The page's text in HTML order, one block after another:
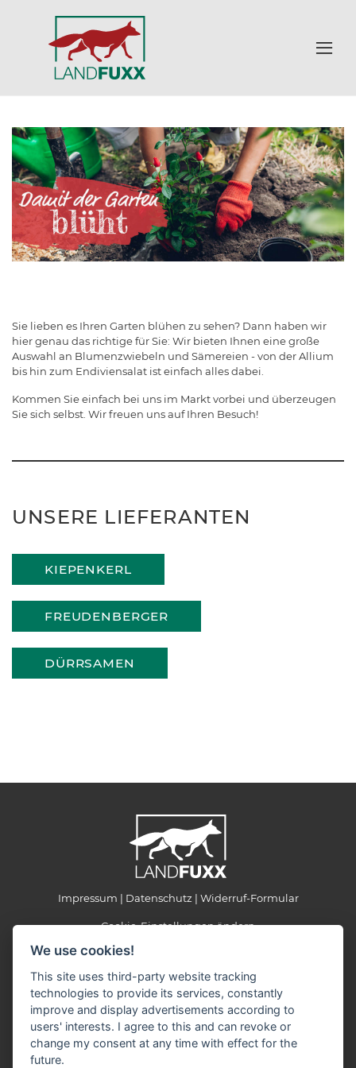
Sie lieben es Ihren Garten blühen zu sehen? Dann haben wir
hier genau das richtige für Sie: Wir bieten Ihnen eine große
Auswahl an Blumenzwiebeln und Sämereien - von der Allium
bis hin zum Endiviensalat ist einfach alles dabei.
Kommen Sie einfach bei uns im Markt vorbei und überzeugen
Sie sich selbst. Wir freuen uns auf Ihren Besuch!
UNSERE LIEFERANTEN
KIEPENKERL
FREUDENBERGER
DÜRRSAMEN
Impressum Datenschutz Widerruf-Formular
Cookie-Einstellungen ändern
Unterer Brühl 4
79379 Müllheim
Telefon: 07631 9363420
Telefax: 07631 9363428
E-Mail:
We use cookies!
This site uses third-party website tracking
technologies to provide its services, constantly
improve and display advertisements according to
users' interests. I agree to this and can revoke or
change my consent at any time with effect for the
future.